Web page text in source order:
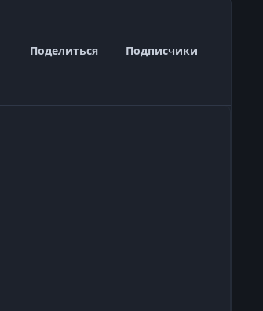
Поделиться Подписчики